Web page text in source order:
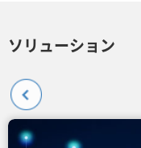
ソリューション